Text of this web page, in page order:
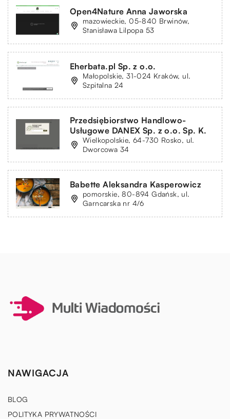
Open4Nature Anna Jaworska
mazowieckie, 05-840 Brwinów,
Stanisława Lilpopa 53
Eherbata.pl Sp. z o.o.
Małopolskie, 31-024 Kraków, ul.
Szpitalna 24
Przedsiębiorstwo Handlowo-
Usługowe DANEX Sp. z o.o. Sp. K.
Wielkopolskie, 64-730 Rosko, ul.
Dworcowa 34
Babette Aleksandra Kasperowicz
pomorskie, 80-894 Gdańsk, ul.
Garncarska nr 4/6
NAWIGACJA
BLOG
POLITYKA PRYWATNOŚCI